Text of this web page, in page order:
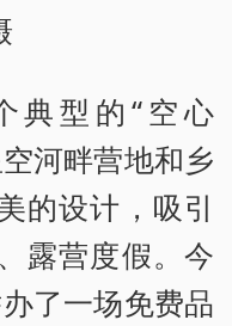
典型的“空心
河畔营地和乡
的设计，吸引
露营度假。今
了一场免费品